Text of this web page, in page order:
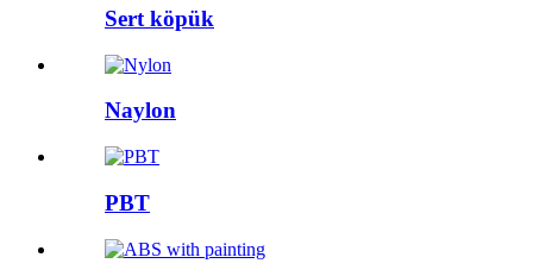
Sert köpük
Naylon
PBT